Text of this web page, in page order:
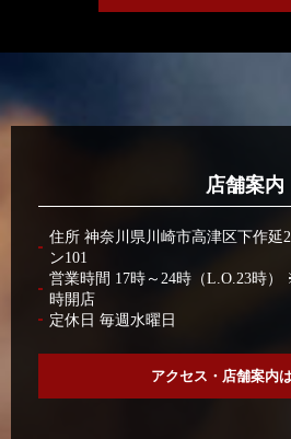
店舗案内
住所 神奈川県川崎市高津区下作延
ン101
営業時間 17時～24時（L.O.23時
時開店
定休日 毎週水曜日
アクセス・店舗案内